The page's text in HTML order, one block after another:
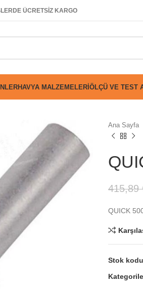
ÜCRETSİZ KARGO
HAVYA MALZEMELERIÖLÇÜ VE TEST
Ana Sayfa
415,89
QUICK
Stok